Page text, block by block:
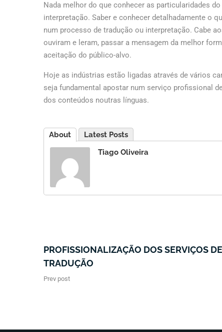
Nada melhor do que conhecer as particularidades
interpretação. Saber e conhecer detalhadamente o
num processo de tradução ou interpretação. Cabe
ouviram e leram, passar a mensagem da melhor
aceitação do público-alvo.
Hoje as indústrias estão ligadas através de vários
seja fundamental apostar num serviço profissional
dos conteúdos noutras línguas.
About
Latest Posts
Tiago Oliveira
PROFISSIONALIZAÇÃO DOS SERVIÇOS DE
TRADUÇÃO
Prev post